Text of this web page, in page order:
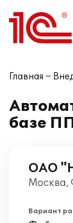
Главная
базе
ОАО
Москва,
Вариант